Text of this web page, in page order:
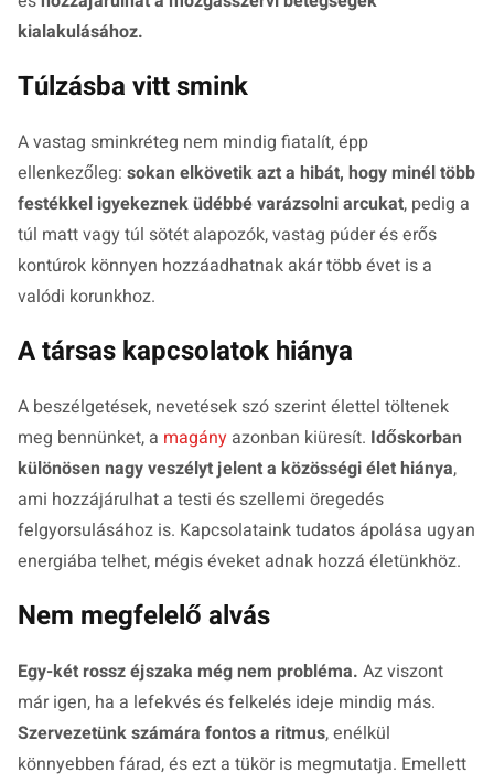
kialakulásához.
Túlzásba vitt smink
A vastag sminkréteg nem mindig fiatalít, épp
ellenkezőleg: sokan elkövetik azt a hibát, hogy minél több
festékkel igyekeznek üdébbé varázsolni arcukat, pedig a
túl matt vagy túl sötét alapozók, vastag púder és erős
kontúrok könnyen hozzáadhatnak akár több évet is a
valódi korunkhoz.
A társas kapcsolatok hiánya
A beszélgetések, nevetések szó szerint élettel töltenek
meg bennünket, a magány azonban kiüresít. Időskorban
különösen nagy veszélyt jelent a közösségi élet hiánya,
ami hozzájárulhat a testi és szellemi öregedés
felgyorsulásához is. Kapcsolataink tudatos ápolása ugyan
energiába telhet, mégis éveket adnak hozzá életünkhöz.
Nem megfelelő alvás
Egy-két rossz éjszaka még nem probléma. Az viszont
már igen, ha a lefekvés és felkelés ideje mindig más.
Szervezetünk számára fontos a ritmus, enélkül
könnyebben fárad, és ezt a tükör is megmutatja. Emellett